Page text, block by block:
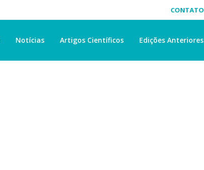
CONTATO
Notícias Artigos Científicos Edições Anteriores